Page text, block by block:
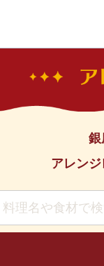
銀
アレンジ